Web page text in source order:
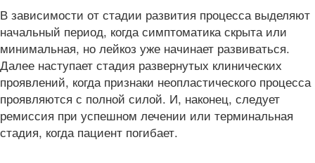
В зависимости от стадии развития процесса выделяют
начальный период, когда симптоматика скрыта или
минимальная, но лейкоз уже начинает развиваться.
Далее наступает стадия развернутых клинических
проявлений, когда признаки неопластического процесса
проявляются с полной силой. И, наконец, следует
ремиссия при успешном лечении или терминальная
стадия, когда пациент погибает.